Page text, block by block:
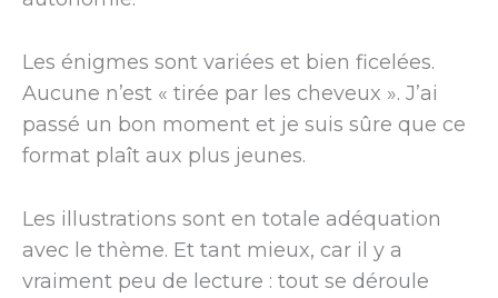
Les énigmes sont variées et bien ficelées.
Aucune n’est « tirée par les cheveux ». J’ai
passé un bon moment et je suis sûre que ce
format plaît aux plus jeunes.
Les illustrations sont en totale adéquation
avec le thème. Et tant mieux, car il y a
vraiment peu de lecture : tout se déroule